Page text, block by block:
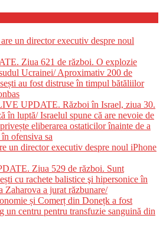
un director executiv despre noul
Ziua 621 de război. O explozie
Ucrainei/ Aproximativ 200 de
au fost distruse în timpul bătăliilor
UPDATE. Război în Israel, ziua 30.
în luptă/ Israelul spune că are nevoie de
eliberarea ostaticilor înainte de a
ofensiva sa
un director executiv despre noul iPhone
Ziua 529 de război. Sunt
cu rachete balistice şi hipersonice în
Zaharova a jurat răzbunare/
și Comerț din Donețk a fost
un centru pentru transfuzie sanguină din